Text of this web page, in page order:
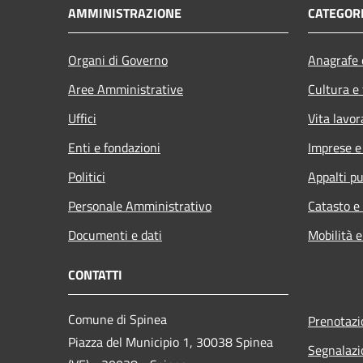
AMMINISTRAZIONE
Organi di Governo
Aree Amministrative
Uffici
Enti e fondazioni
Politici
Personale Amministrativo
Documenti e dati
Cultura
Vita
Imprese
Appalti
Catasto
Mobilità
CONTATTI
Comune di Spinea
Piazza del Municipio 1, 30038 Spinea